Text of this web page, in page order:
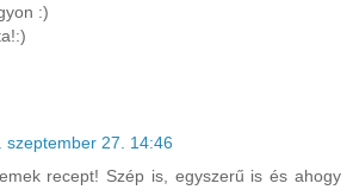
:)
szeptember 27. 14:46
recept! Szép is, egyszerű is és ahogy